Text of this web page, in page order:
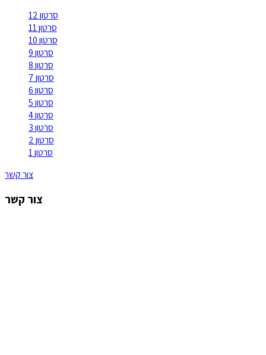
סרטון 12
סרטון 11
סרטון 10
סרטון 9
סרטון 8
סרטון 7
סרטון 6
סרטון 5
סרטון 4
סרטון 3
סרטון 2
סרטון 1
צור קשר
צור קשר